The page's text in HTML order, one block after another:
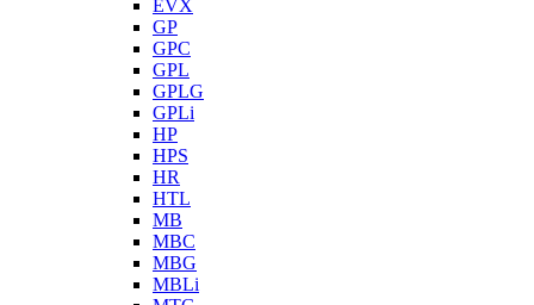
EVX
GP
GPC
GPL
GPLG
GPLi
HP
HPS
HR
HTL
MB
MBC
MBG
MBLi